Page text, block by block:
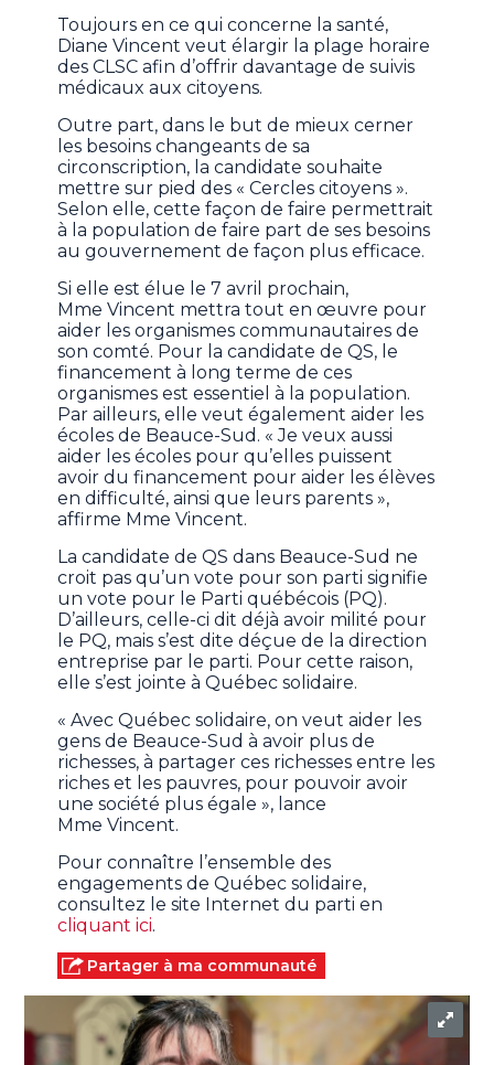
Toujours en ce qui concerne la santé,
Diane Vincent veut élargir la plage horaire
des CLSC afin d’offrir davantage de suivis
médicaux aux citoyens.
Outre part, dans le but de mieux cerner
les besoins changeants de sa
circonscription, la candidate souhaite
mettre sur pied des « Cercles citoyens ».
Selon elle, cette façon de faire permettrait
à la population de faire part de ses besoins
au gouvernement de façon plus efficace.
Si elle est élue le 7 avril prochain,
Mme Vincent mettra tout en œuvre pour
aider les organismes communautaires de
son comté. Pour la candidate de QS, le
financement à long terme de ces
organismes est essentiel à la population.
Par ailleurs, elle veut également aider les
écoles de Beauce-Sud. « Je veux aussi
aider les écoles pour qu’elles puissent
avoir du financement pour aider les élèves
en difficulté, ainsi que leurs parents »,
affirme Mme Vincent.
La candidate de QS dans Beauce-Sud ne
croit pas qu’un vote pour son parti signifie
un vote pour le Parti québécois (PQ).
D’ailleurs, celle-ci dit déjà avoir milité pour
le PQ, mais s’est dite déçue de la direction
entreprise par le parti. Pour cette raison,
elle s’est jointe à Québec solidaire.
« Avec Québec solidaire, on veut aider les
gens de Beauce-Sud à avoir plus de
richesses, à partager ces richesses entre les
riches et les pauvres, pour pouvoir avoir
une société plus égale », lance
Mme Vincent.
Pour connaître l’ensemble des
engagements de Québec solidaire,
consultez le site Internet du parti en
cliquant ici.
Partager à ma communauté